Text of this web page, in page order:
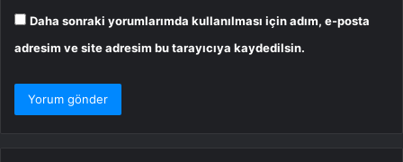
Daha sonraki yorumlarımda kullanılması için adım, e-posta
adresim ve site adresim bu tarayıcıya kaydedilsin.